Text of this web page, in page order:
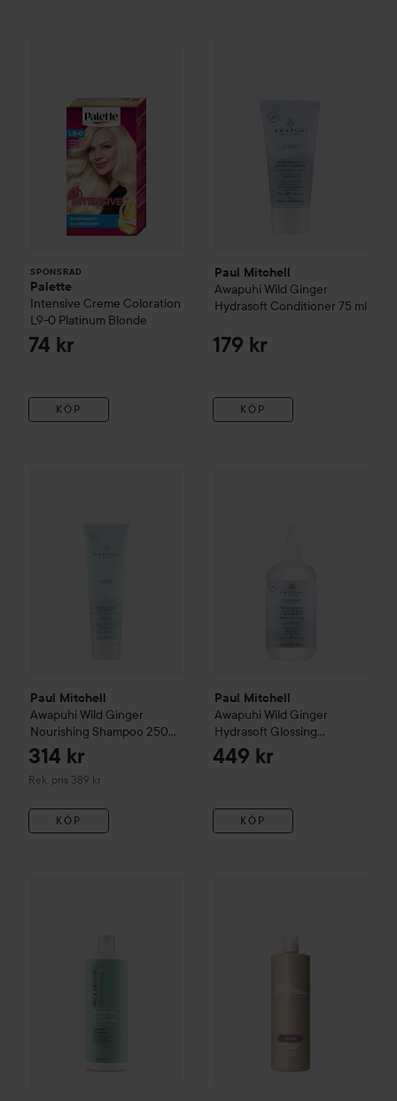
SPONSRAD
Palette
Intensive Creme Coloration
L9-0 Platinum Blonde
74 kr
KÖP
Paul Mitchell
Awapuhi Wild Ginger
Hydrasoft Conditioner 75 ml
179 kr
KÖP
Paul Mitchell
Awapuhi Wild Ginger
Nourishing Shampoo 250
ml
314 kr
Rek. pris 389 kr
Rekommenderat pris 389 kr
KÖP
Paul Mitchell
Awapuhi Wild Ginger
Hydrasoft Glossing
Treatment
449 kr
KÖP